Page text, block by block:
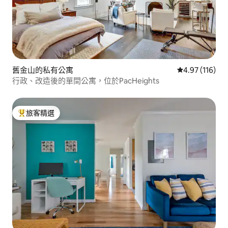
舊金山的私有公寓 從 116 則評價
4.97 (116)
行政、改造後的單間公寓，位於PacHeights
旅客精選榜首
旅客精選